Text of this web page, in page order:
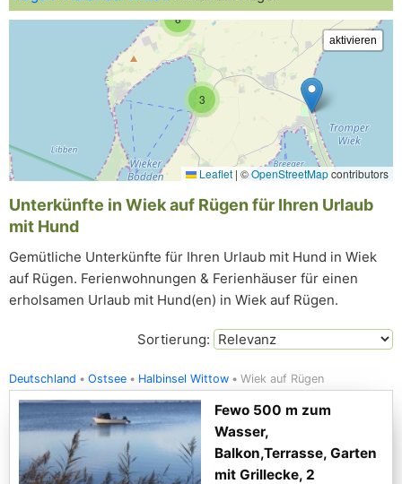
3
8
Leaflet | ©OpenStreetMapcontributors
Unterkünfte in Wiek auf Rügen für Ihren Urlaub
mit Hund
Gemütliche Unterkünfte für Ihren Urlaub mit Hund in Wiek
auf Rügen. Ferienwohnungen & Ferienhäuser für einen
erholsamen Urlaub mit Hund(en) in Wiek auf Rügen.
Sortierung:
Deutschland Ostsee Halbinsel Wittow Wiek auf Rügen
Fewo 500 m zum
Wasser,
Balkon,Terrasse, Garten
mit Grillecke, 2